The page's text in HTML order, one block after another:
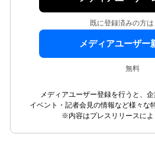
既に登録済みの方は
メディアユーザー
無料
メディアユーザー登録を行うと、企
イベント・記者会見の情報など様々な
※内容はプレスリリースによ